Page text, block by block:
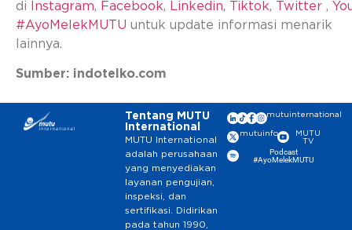
di Instagram, Facebook, Linkedin, Tiktok, Twitter ,
#AyoMelekMUTU untuk update informasi menarik
lainnya.
Sumber: indotelko.com
Tentang MUTU
International
MUTU International
adalah perusahaan
yang menyediakan
layanan pengujian,
inspeksi, dan
sertifikasi. Didirikan
pada tahun 1990,
mutuinternational
mutuinfo
MUTU
TV
Podcast
#AyoMelekMUTU